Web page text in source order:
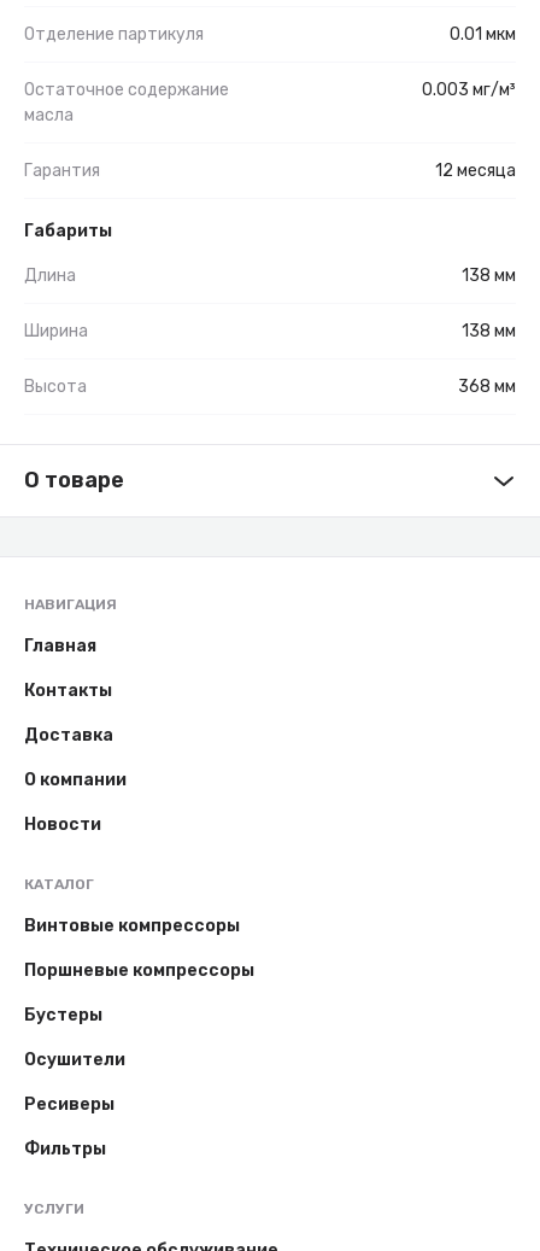
Отделение партикуля 0.01 мкм
Остаточное содержание
масла
0.003 мг/м³
Гарантия 12 месяца
Габариты
Длина 138 мм
Ширина 138 мм
Высота 368 мм
О товаре
НАВИГАЦИЯ
Главная
Контакты
Доставка
О компании
Новости
КАТАЛОГ
Винтовые компрессоры
Поршневые компрессоры
Бустеры
Осушители
Ресиверы
Фильтры
УСЛУГИ